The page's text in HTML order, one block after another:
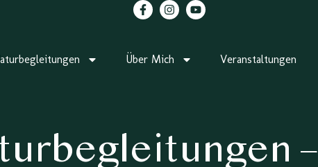
Über Mich Veranstaltungen
–